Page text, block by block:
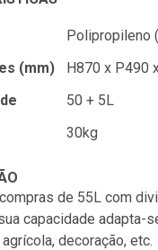
Polipropileno
(mm)
H870 x P490
50 + 5L
30kg
de 55L com
capacidade adapta-
decoração, etc.